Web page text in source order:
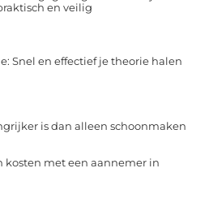
en veilig
Snel en effectief je theorie halen
is dan alleen schoonmaken
kosten met een aannemer in